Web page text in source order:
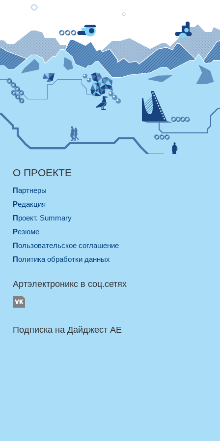
О ПРОЕКТЕ
Партнеры
Редакция
Проект. Summary
Резюме
Пользовательское соглашение
Политика обработки данных
Артэлектроникс в соц.сетях
Подписка на Дайджест AE